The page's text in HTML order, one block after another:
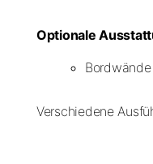
Optionale
Verschiedene